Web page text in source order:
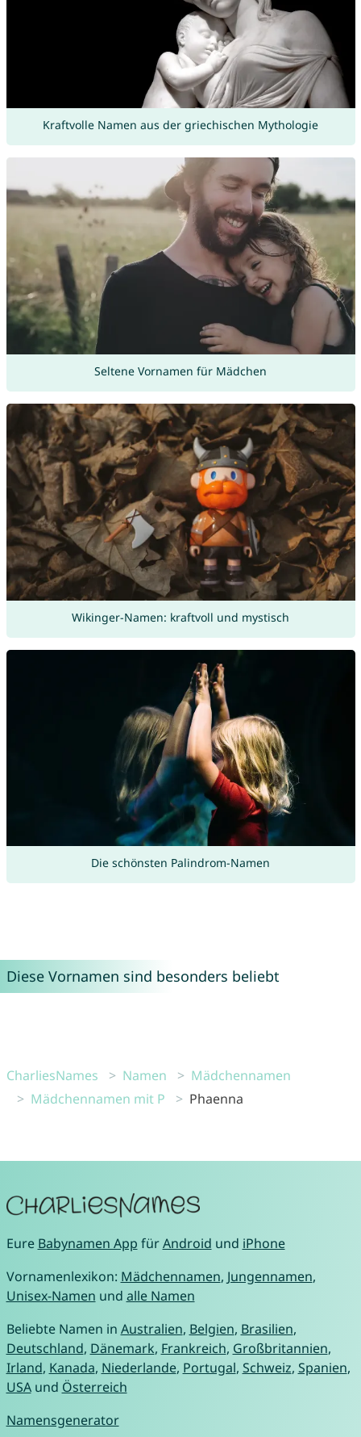
Kraftvolle Namen aus der griechischen Mythologie
Seltene Vornamen für Mädchen
Wikinger-Namen: kraftvoll und mystisch
Die schönsten Palindrom-Namen
Diese Vornamen sind besonders beliebt
CharliesNames Namen
Mädchennamen
Mädchennamen mit P
Phaenna
Eure Babynamen App fürAndroid und iPhone
Vornamenlexikon: Mädchennamen, Jungennamen,
Unisex-Namen und alle Namen
Beliebte Namen in Australien, Belgien, Brasilien,
Deutschland, Dänemark, Frankreich, Großbritannien,
Irland, Kanada, Niederlande, Portugal, Schweiz, Spanien,
USAund Österreich
Namensgenerator